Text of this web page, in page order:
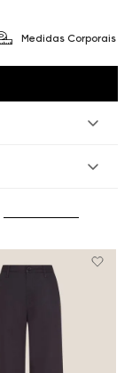
Medidas Corporais